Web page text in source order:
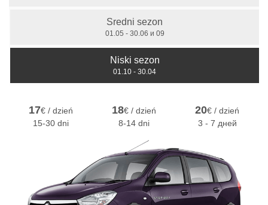
Sredni sezon
01.05 - 30.06 и 09
Niski sezon
01.10 - 30.04
17€ / dzień
15-30 dni
18€ / dzień
8-14 dni
20€ / dzień
3 - 7 дней